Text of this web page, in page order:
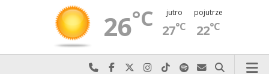
26°C jutro
27°C
pojutrze
22°C
Najlepiej po prostu do nas zadzwoń
Odwiedź nas na Facebook-u
Odwiedź nas na X
Odwiedź nas na Instagram-ie
Odwiedź nas na TikTok-u
Szukaj nas na Spotify
Wyślij do nas
Szukaj